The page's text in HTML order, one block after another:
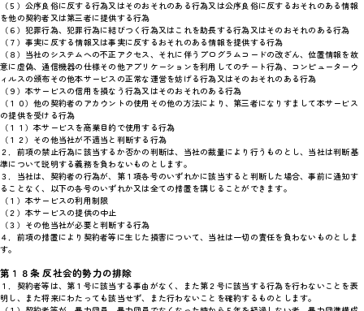
（５）公序良俗に反する行為又はそのおそれのある行為又は公序良俗に反するおそれのある情報
を他の契約者又は第三者に提供する行為
（６）犯罪行為、犯罪行為に結びつく行為又はこれを助長する行為又はそのおそれのある行為
（７）事実に反する情報又は事実に反するおそれのある情報を提供する行為
（８）当社のシステムへの不正アクセス、それに伴うプログラムコードの改ざん、位置情報を故
意に虚偽、通信機器の仕様その他アプリケーションを利用してのチート行為、コンピューターウ
ィルスの頒布その他本サービスの正常な運営を妨げる行為又はそのおそれのある行為
（９）本サービスの信用を損なう行為又はそのおそれのある行為
（１０）他の契約者のアカウントの使用その他の方法により、第三者になりすまして本サービス
の提供を受ける行為
（１１）本サービスを商業目的で使用する行為
（１２）その他当社が不適当と判断する行為
２．前項の禁止行為に該当するか否かの判断は、当社の裁量により行うものとし、当社は判断基
準について説明する義務を負わないものとします。
３．当社は、契約者の行為が、第１項各号のいずれかに該当すると判断した場合、事前に通知す
ることなく、以下の各号のいずれか又は全ての措置を講じることができます。
（１）本サービスの利用制限
（２）本サービスの提供の中止
（３）その他当社が必要と判断する行為
４．前項の措置により契約者等に生じた損害について、当社は一切の責任を負わないものとしま
す。
第１８条 反社会的勢力の排除
１．契約者等は、第１号に該当する事由がなく、また第２号に該当する行為を行わないことを表
明し、また将来にわたっても該当せず、また行わないことを確約するものとします。